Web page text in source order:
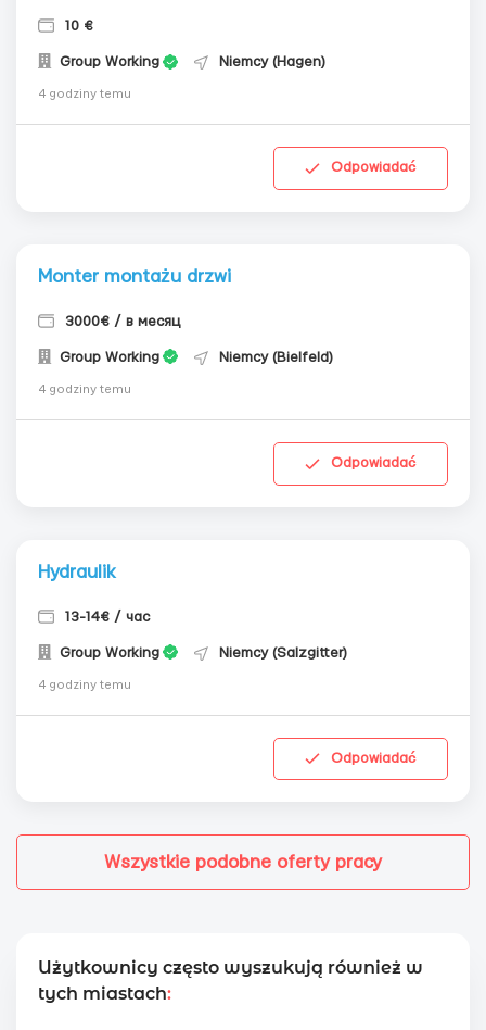
10 €
Group Working Niemcy (Hagen)
4 godziny temu
Odpowiadać
Monter montażu drzwi
3000€ / в месяц
Group Working Niemcy (Bielfeld)
4 godziny temu
Odpowiadać
Hydraulik
13-14€ / час
Group Working Niemcy (Salzgitter)
4 godziny temu
Odpowiadać
Wszystkie podobne oferty pracy
Użytkownicy często wyszukują również w
tych miastach: